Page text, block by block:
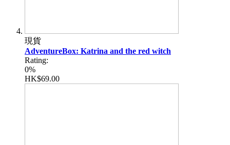
現貨
AdventureBox: Katrina and the red witch
Rating:
0%
HK$69.00